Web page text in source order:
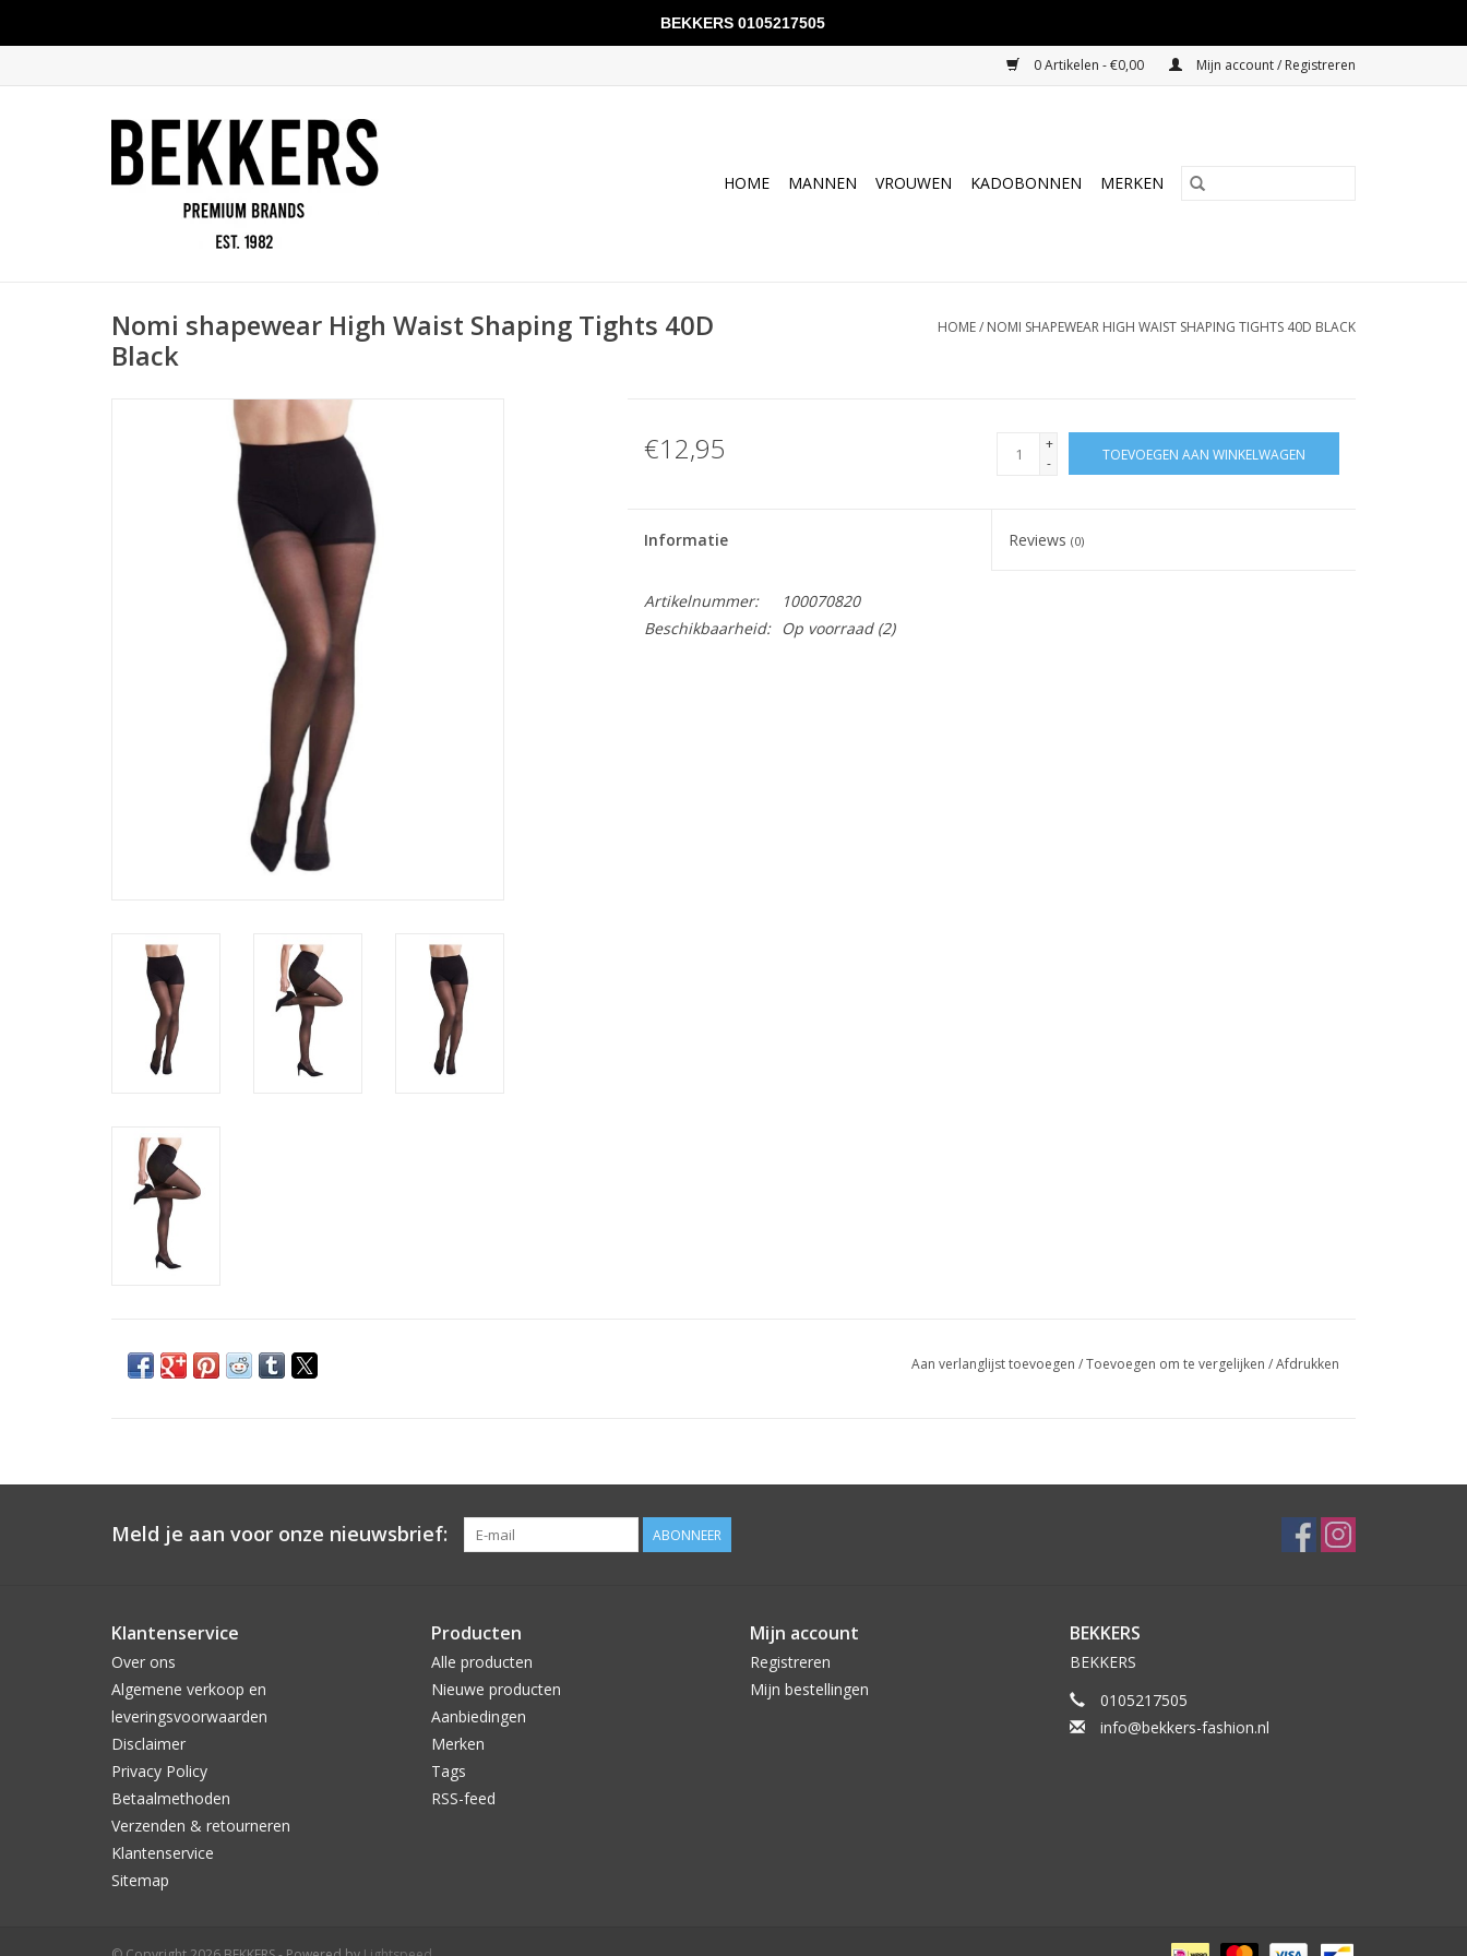
0 Artikelen - €0,00 Mijn account / Registreren
HOME MANNEN VROUWEN KADOBONNEN MERKEN
Nomi shapewear High Waist Shaping Tights 40D
Black
HOME/ NOMI SHAPEWEAR HIGH WAIST SHAPING TIGHTS 40D BLACK
€12,95
+
-
TOEVOEGEN AAN WINKELWAGEN
Informatie Reviews(0)
Artikelnummer:
100070820
Beschikbaarheid:
Op voorraad(2)
Aan verlanglijst toevoegen /Toevoegen om te vergelijken /Afdrukken
Meld je aan voor onze nieuwsbrief: ABONNEER
Klantenservice
Over ons
Algemene verkoop en
leveringsvoorwaarden
Disclaimer
Privacy Policy
Betaalmethoden
Verzenden & retourneren
Klantenservice
Sitemap
Producten
Alle producten
Nieuwe producten
Aanbiedingen
Merken
Tags
RSS-feed
Mijn account
Registreren
Mijn bestellingen
BEKKERS
BEKKERS
0105217505
info@bekkers-fashion.nl
BEKKERS 0105217505